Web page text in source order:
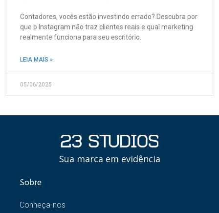
Contadores, vocês estão investindo errado? Descubra por
que o Instagram não traz clientes reais e qual marketing
realmente funciona para seu escritório.
LEIA MAIS »
05/06/2025
Sua marca em evidência
Sobre
Conheça-nos